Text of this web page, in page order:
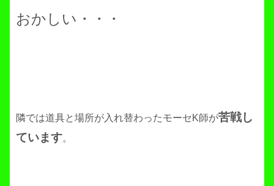
おかしい・・・
隣では道具と場所が入れ替わったモーセK師が苦戦し
ています。